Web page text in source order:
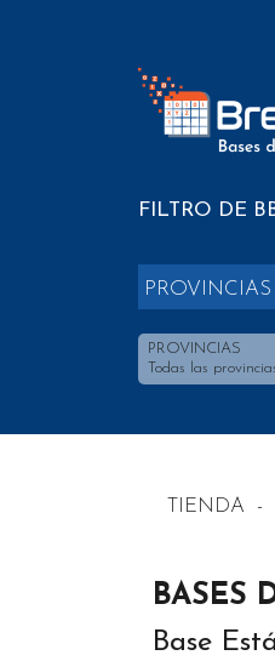
FILTRO DE
PROVINCIAS
PROVINCIAS
Todas las
TIENDA -
BASES
Base